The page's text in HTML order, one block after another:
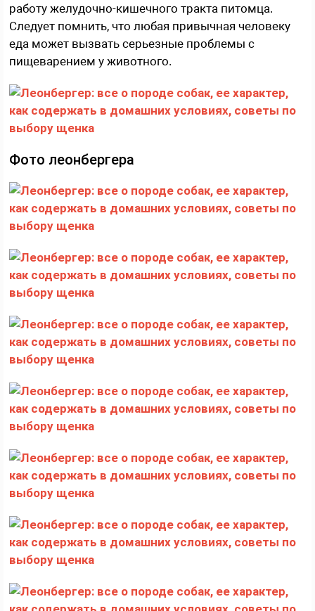
работу желудочно-кишечного тракта питомца.
Следует помнить, что любая привычная человеку
еда может вызвать серьезные проблемы с
пищеварением у животного.
Фото леонбергера